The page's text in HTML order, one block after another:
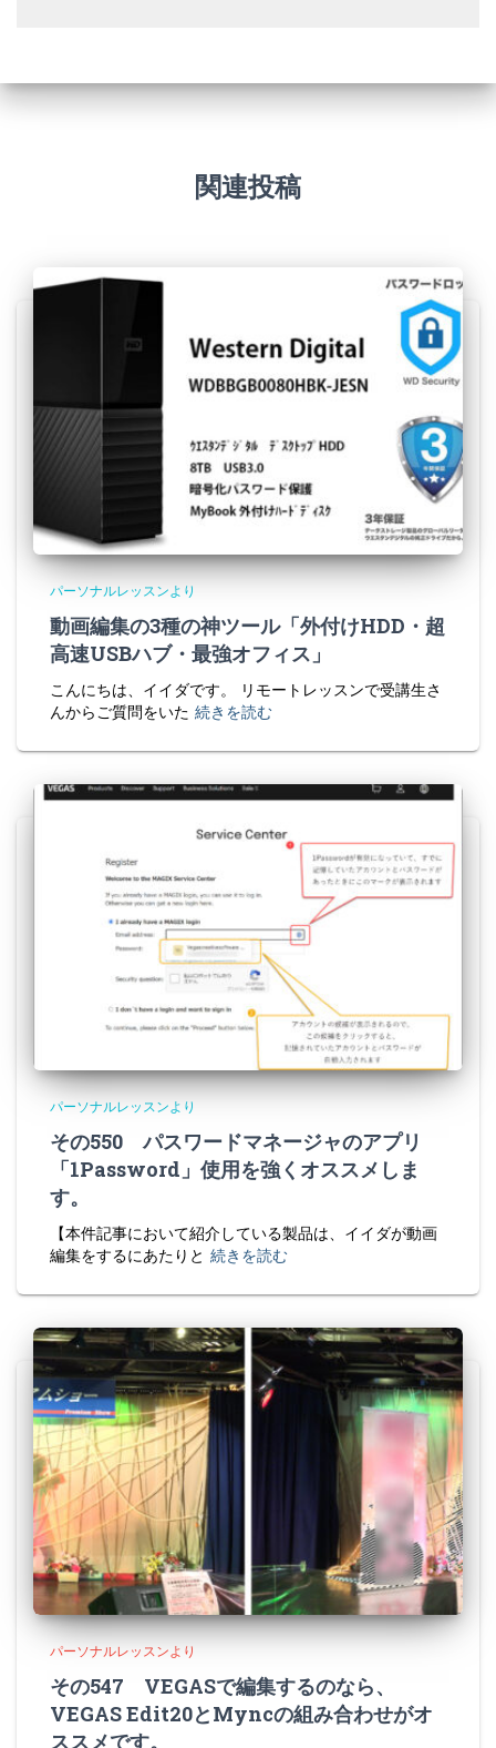
関連投稿
パーソナルレッスンより
動画編集の3種の神ツール「外付けHDD・超
高速USBハブ・最強オフィス」
こんにちは、イイダです。 リモートレッスンで受講生さ
んからご質問をいた 続きを読む
パーソナルレッスンより
その550 パスワードマネージャのアプリ
「1Password」使用を強くオススメしま
す。
【本件記事において紹介している製品は、イイダが動画
編集をするにあたりと 続きを読む
パーソナルレッスンより
その547 VEGASで編集するのなら、
VEGAS Edit20とMyncの組み合わせがオ
ススメです。